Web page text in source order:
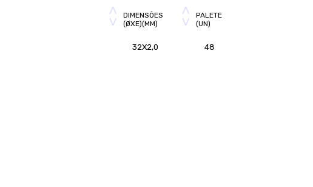
DIMENSÕES
(ØXE)(MM)
PALETE
(UN)
32X2,0 48